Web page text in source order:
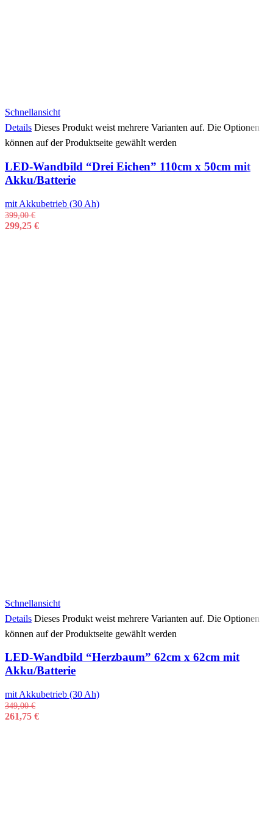
Schnellansicht
Details Dieses Produkt weist mehrere Varianten auf. Die Optionen
können auf der Produktseite gewählt werden
LED-Wandbild “Drei Eichen” 110cm x 50cm mit
Akku/Batterie
mit Akkubetrieb (30 Ah)
399,00€
299,25 €
Schnellansicht
Details Dieses Produkt weist mehrere Varianten auf. Die Optionen
können auf der Produktseite gewählt werden
LED-Wandbild “Herzbaum” 62cm x 62cm mit
Akku/Batterie
mit Akkubetrieb (30 Ah)
349,00€
261,75 €